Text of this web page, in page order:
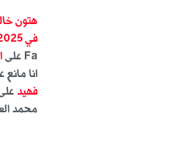
هتون
في 2025
Fa على
انا مانع
فهيد
محمد